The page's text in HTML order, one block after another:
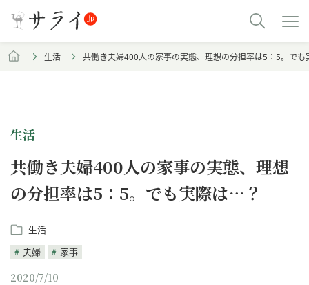
生活 共働き夫婦400人の家事の実態、理想の分担率は5：5。で
生活
共働き夫婦400人の家事の実態、理想
の分担率は5：5。でも実際は…？
生活
夫婦
家事
2020/7/10